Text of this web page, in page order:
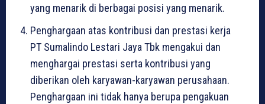
yang menarik di berbagai posisi yang menarik.
Penghargaan atas kontribusi dan prestasi kerja
PT Sumalindo Lestari Jaya Tbk mengakui dan
menghargai prestasi serta kontribusi yang
diberikan oleh karyawan-karyawan perusahaan.
Penghargaan ini tidak hanya berupa pengakuan